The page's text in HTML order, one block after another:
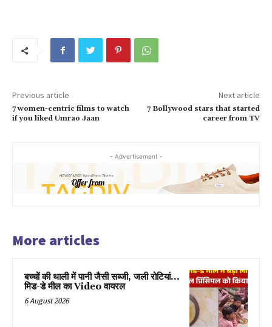
Previous article
7 women-centric films to watch
if you liked Umrao Jaan
Next article
7 Bollywood stars that started
career from TV
- Advertisement -
More articles
बच्चों की थाली में पानी जैसी सब्जी, जली रोटियां…
मिड-डे मील का Video वायरल
6 August 2026